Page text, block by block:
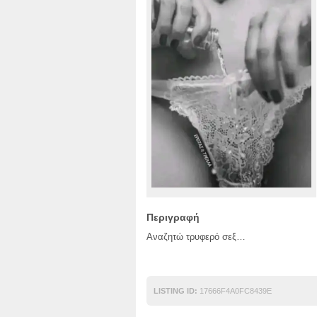
Περιγραφή
Αναζητώ τρυφερό σεξ…
LISTING ID: 17666F4A0FC8439E